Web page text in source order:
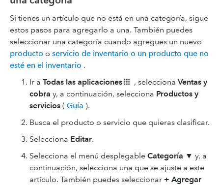
Si tienes un artículo que no está en una categoría, sigue
estos pasos para agregarlo a una. También puedes
seleccionar una categoría cuando agregues un nuevo
producto o servicio de inventario o un producto que no
esté en el inventario .
Ir a Todas las aplicaciones , selecciona Ventas y
cobra y, a continuación, selecciona Productos y
servicios ( Guía ).
Busca el producto o servicio que quieras clasificar.
Selecciona Editar.
Selecciona el menú desplegable Categoría ▼ y, a
continuación, selecciona una que se ajuste a este
artículo. También puedes seleccionar + Agregar